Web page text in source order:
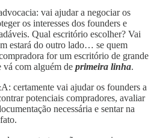
vai ajudar a negociar os
os interesses dos founders e
Qual escritório escolher? Vai
estará do outro lado… se quem
for um escritório de grande
vá com alguém de primeira linha.
certamente vai ajudar os founders a
potenciais compradores, avaliar
necessária e sentar na